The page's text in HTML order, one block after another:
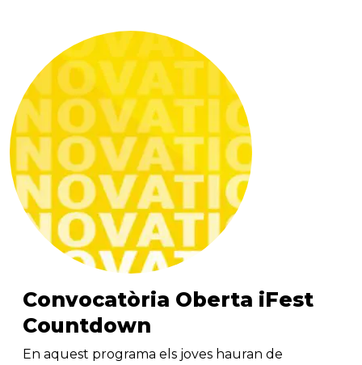
Convocatòria Oberta iFest
Countdown
En aquest programa els joves hauran de